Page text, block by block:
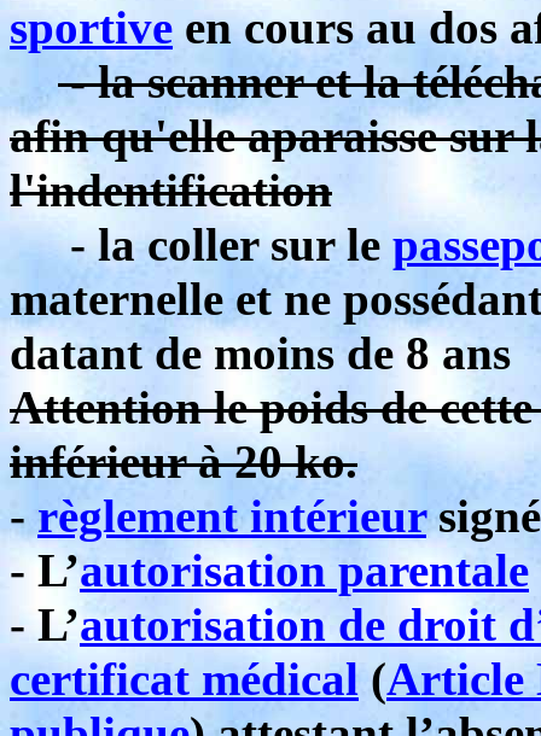
sportive en cours au dos
- la scanner et la
afin qu'elle aparaisse sur
l'indentification
- la coller sur le
maternelle et ne
datant de moins de 8 ans
Attention le poids de
inférieur à 20 ko.
- règlement intérieursigné
- L’autorisation parentale
- L’autorisation de droit
certificat médical(Article